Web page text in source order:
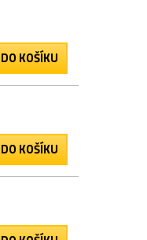
DO KOŠÍKU
DO KOŠÍKU